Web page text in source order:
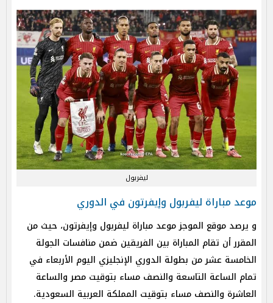
ليفربول
موعد مباراة ليفربول وإيفرتون في الدوري
و يرصد موقع الموجز موعد مباراة ليفربول وإيفرتون، حيث من
المقرر أن تقام المباراة بين الفريقين ضمن منافسات الجولة
الخامسة عشر من بطولة الدوري الإنجليزي اليوم الأربعاء في
تمام الساعة التاسعة والنصف مساء بتوقيت مصر والساعة
العاشرة والنصف مساء بتوقيت المملكة العربية السعودية.